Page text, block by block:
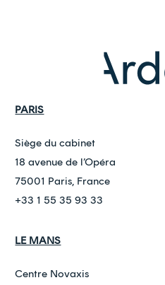
PARIS
Siège du cabinet
18 avenue de l’Opéra
75001 Paris, France
+33 1 55 35 93 33
LE MANS
Centre Novaxis